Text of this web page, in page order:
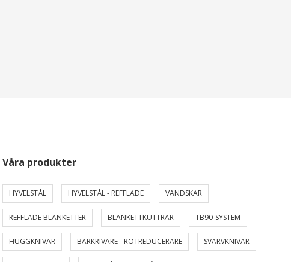
Våra produkter
HYVELSTÅL HYVELSTÅL - REFFLADE VÄNDSKÄR
REFFLADE BLANKETTER BLANKETTKUTTRAR TB90-SYSTEM
HUGGKNIVAR BARKRIVARE - ROTREDUCERARE SVARVKNIVAR